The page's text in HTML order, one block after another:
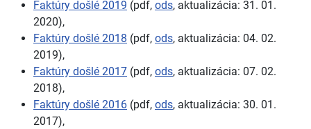
Faktúry došlé 2019 (pdf, ods, aktualizácia: 31. 01.
2020),
Faktúry došlé 2018 (pdf, ods, aktualizácia: 04. 02.
2019),
Faktúry došlé 2017 (pdf, ods, aktualizácia: 07. 02.
2018),
Faktúry došlé 2016 (pdf, ods, aktualizácia: 30. 01.
2017),